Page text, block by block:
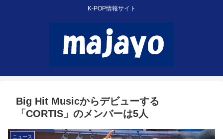
K-POP情報サイト
Big Hit Musicからデビューする
「CORTIS」のメンバーは5人
ニュース